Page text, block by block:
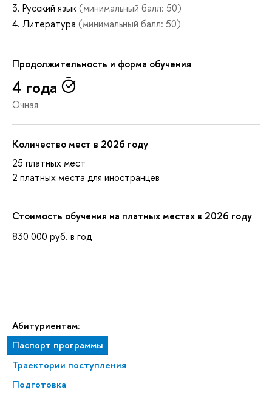
Абитуриентам:
Паспорт программы
Траектории поступления
Подготовка
Русский язык (минимальный балл: 50)
Литература (минимальный балл: 50)
Продолжительность и форма обучения
4 года
Очная
Количество мест в 2026 году
25 платных мест
2 платных места для иностранцев
Стоимость обучения на платных местах в 2026 году
830 000 руб. в год